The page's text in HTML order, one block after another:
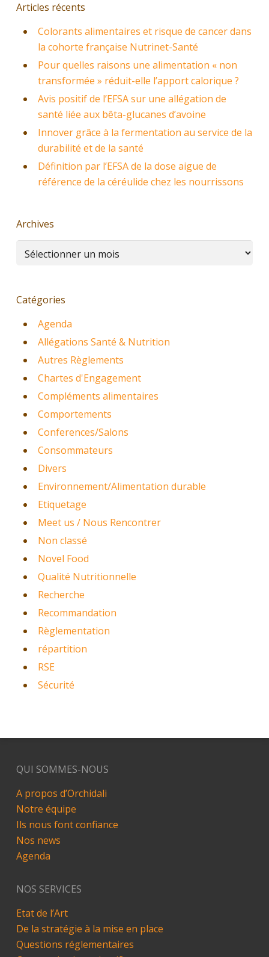
Articles récents
Colorants alimentaires et risque de cancer dans
la cohorte française Nutrinet-Santé
Pour quelles raisons une alimentation « non
transformée » réduit-elle l’apport calorique ?
Avis positif de l’EFSA sur une allégation de
santé liée aux bêta-glucanes d’avoine
Innover grâce à la fermentation au service de la
durabilité et de la santé
Définition par l’EFSA de la dose aigue de
référence de la céréulide chez les nourrissons
Archives
Archives
Catégories
Agenda
Allégations Santé & Nutrition
Autres Règlements
Chartes d'Engagement
Compléments alimentaires
Comportements
Conferences/Salons
Consommateurs
Divers
Environnement/Alimentation durable
Etiquetage
Meet us / Nous Rencontrer
Non classé
Novel Food
Qualité Nutritionnelle
Recherche
Recommandation
Règlementation
répartition
RSE
Sécurité
QUI SOMMES-NOUS
A propos d’Orchidali
Notre équipe
Ils nous font confiance
Nos news
Agenda
NOS SERVICES
Etat de l’Art
De la stratégie à la mise en place
Questions réglementaires